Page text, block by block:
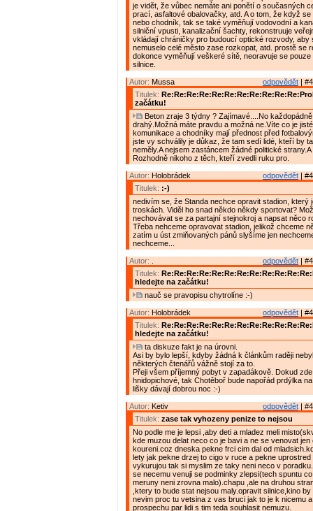
je vidět, že vůbec nemáte ani ponětí o současných
prací, asfaltové obalovačky, atd. A o tom, že když se
nebo chodník, tak se také vyměňují vodovodní a
silniční vpusti, kanalizační šachty, rekonstruuje
vkládají chráničky pro budoucí optické rozvody, aby
nemuselo celé město zase rozkopat, atd. prostě se
dokonce vyměňují veškeré sítě, neoravuje se pouze
silnice.
odpovědět |
Autor: Mussa
Titulek:
začátku!
Beton zraje 3 týdny ? Zajímavé....No
drahý.Možná máte pravdu a možná ne.Víte co je
komunikace a chodníky mají přednost před
jste vy schválily je důkaz, že tam sedí lidé, kteří by
neměly.A nejsem zastáncem žádné politické
Rozhodně nikoho z těch, kteří zvedli ruku pro.
odpovědět |
Autor: Holobrádek
Titulek: :-)
nedivím se, že Standa nechce opravit stadion, který
troskách. Viděl ho snad někdo někdy sportovat?
nechovávat se za partajní stejnokroj a napsat něco
Třeba nehceme opravovat stadion, jelikož chceme
zatím u úst zmiňovaných pánů slyšíme jen
nechceme...
odpovědět |
Autor:
Titulek:
hledejte na začátku!
nauč se pravopisu chytrolíne :-)
odpovědět |
Autor: Holobrádek
Titulek:
hledejte na začátku!
ta diskuze fakt je na úrovni.
Asi by bylo lepší, kdyby žádná k článkům raději
některých čtenářů vážně stojí za to.
Přeji všem příjemný pobyt v zapadákově. Dokud
hnidopichové, tak Chotěboř bude napořád prdýlka
lišky dávají dobrou noc :-)
odpovědět |
Autor: Ketiv
Titulek: zase tak vyhozeny penize to nejsou
No podle me je lepsi ,aby deti a mladez meli
kde muzou delat neco co je bavi a ne se venovat jen
koureni.coz dneska pekne frci cim dal od
lety jak pekne drzej to cigo v ruce a pekne uprostred
vykurujou tak si myslim ze taky neni neco v
se necemu venuji se podminky zlepsi(tech spuntu
meruny neni zrovna malo).chapu ,ale na druhou
,ktery to bude stat nejsou maly.opravit silnice,kino
nevim proc tu vetsina z vas bruci jak to je k nicemu
prospechu par lidi s tim teda souhlasit nemuzu.